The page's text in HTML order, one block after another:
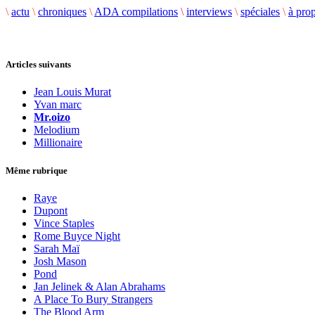
\ actu \ chroniques \ ADA compilations \ interviews \ spéciales \ à
Articles suivants
Jean Louis Murat
Yvan marc
Mr.oizo
Melodium
Millionaire
Même rubrique
Raye
Dupont
Vince Staples
Rome Buyce Night
Sarah Maï
Josh Mason
Pond
Jan Jelinek & Alan Abrahams
A Place To Bury Strangers
The Blood Arm